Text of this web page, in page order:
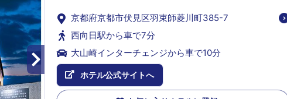
京都府京都市伏見区羽束師菱川町385-7
西向日駅から車で7分
大山崎インターチェンジから車で10分
ホテル公式サイトへ